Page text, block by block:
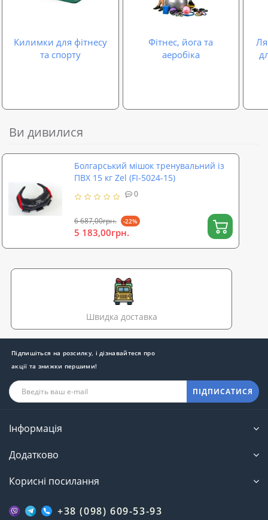
Килимки для фітнесу
та спорту
Фітнес, йога та
аеробіка
Ви дивилися
Болгарський мішок тренувальний із
ПВХ 15 кг Zel (FI-5024-15)
0
6 687,00грн. -22%
5 183,00грн.
Швидка доставка
Підпишіться на розсилку, і дізнавайтеся про
акції та знижки першими!
ПІДПИСАТИСЯ
Інформація
Додатково
Корисні посилання
+38 (098) 609-53-93